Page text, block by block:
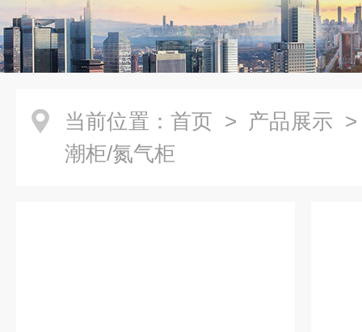
当前位置： 首页 > 产品展示
潮柜/氮气柜